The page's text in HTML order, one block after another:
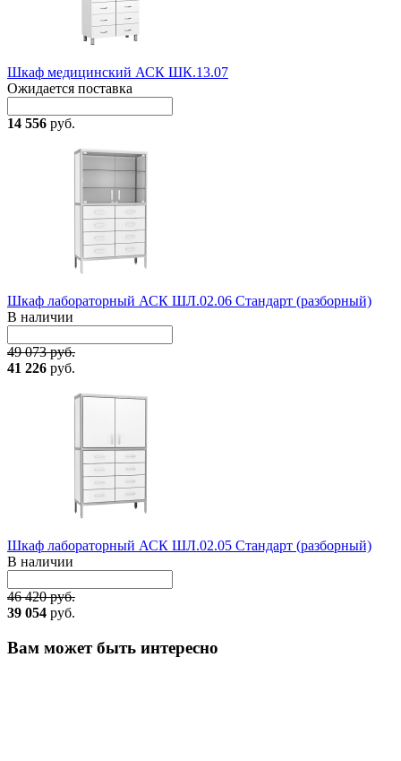
Шкаф медицинский АСК ШК.13.07
Ожидается поставка
14 556 руб.
Шкаф лабораторный АСК ШЛ.02.06 Стандарт (разборный)
В наличии
49 073 руб.
41 226 руб.
Шкаф лабораторный АСК ШЛ.02.05 Стандарт (разборный)
В наличии
46 420 руб.
39 054 руб.
Вам может быть интересно